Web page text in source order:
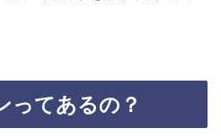
ってあるの？